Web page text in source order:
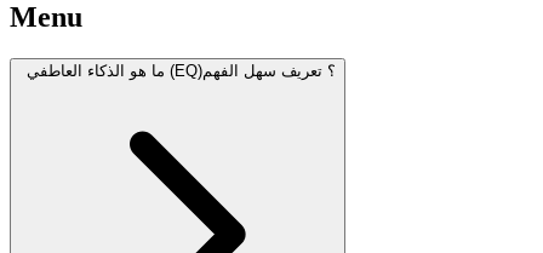
Menu
ما هو الذكاء العاطفي (EQ)؟ تعريف سهل الفهم